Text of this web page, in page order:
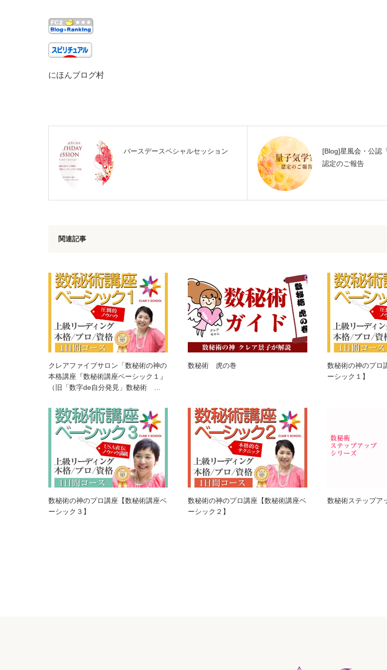
にほんブログ村
バースデースペシャルセッション
[Blog]星風会・公認
認定のご報告
関連記事
クレアファイブサロン「数秘術の神の
本格講座『数秘術講座ベーシック１』
（旧「数字de自分発見」数秘術 …
数秘術 虎の巻
数秘術の神のプロ
ーシック１】
数秘術の神のプロ講座【数秘術講座ベ
ーシック３】
数秘術の神のプロ講座【数秘術講座ベ
ーシック２】
数秘術ステップア